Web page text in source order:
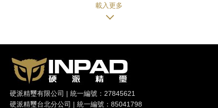
硬派精璽有限公司 | 統一編號：27845621
硬派精璽台北分公司 | 統一編號：85041798